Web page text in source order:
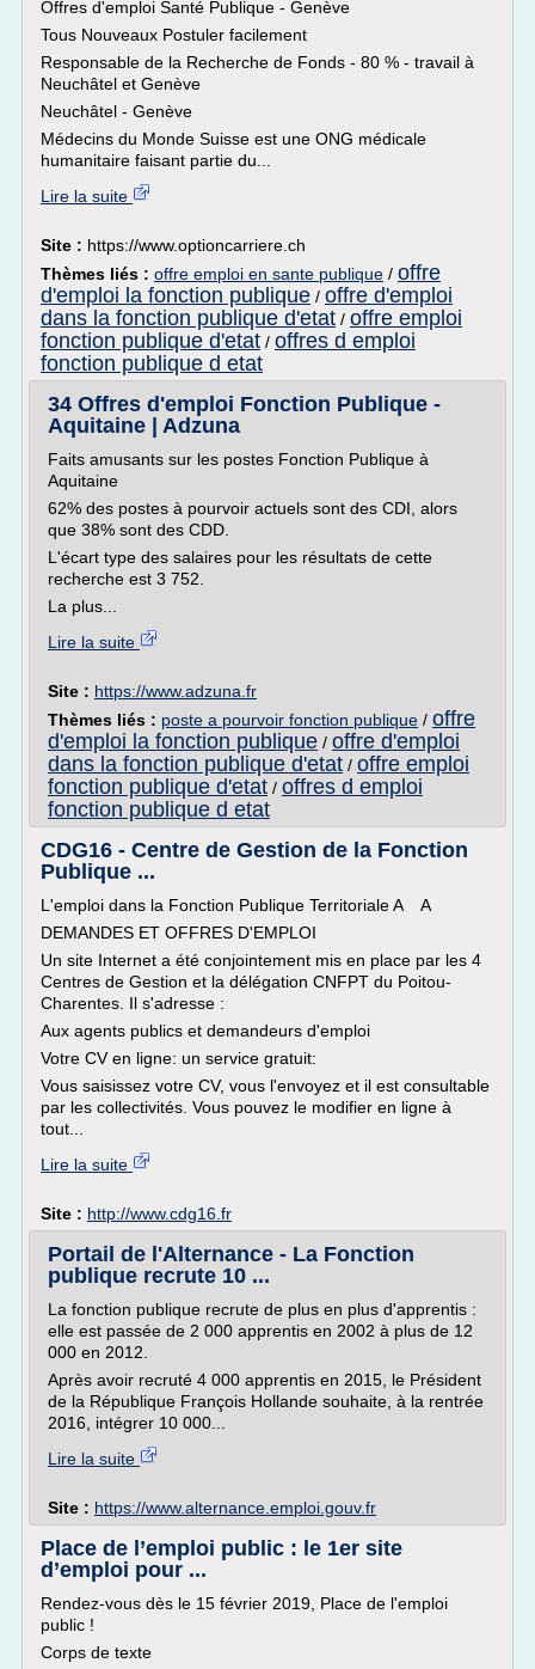
Offres d'emploi Santé Publique - Genève
Tous Nouveaux Postuler facilement
Responsable de la Recherche de Fonds - 80 % - travail à
Neuchâtel et Genève
Neuchâtel - Genève
Médecins du Monde Suisse est une ONG médicale
humanitaire faisant partie du...
Lire la suite
Site : https://www.optioncarriere.ch
Thèmes liés : offre emploi en sante publique / offre
d'emploi la fonction publique / offre d'emploi
dans la fonction publique d'etat / offre emploi
fonction publique d'etat / offres d emploi
fonction publique d etat
34 Offres d'emploi Fonction Publique -
Aquitaine | Adzuna
Faits amusants sur les postes Fonction Publique à
Aquitaine
62% des postes à pourvoir actuels sont des CDI, alors
que 38% sont des CDD.
L'écart type des salaires pour les résultats de cette
recherche est 3 752.
La plus...
Lire la suite
Site : https://www.adzuna.fr
Thèmes liés : poste a pourvoir fonction publique / offre
d'emploi la fonction publique / offre d'emploi
dans la fonction publique d'etat / offre emploi
fonction publique d'etat / offres d emploi
fonction publique d etat
CDG16 - Centre de Gestion de la Fonction
Publique ...
L'emploi dans la Fonction Publique Territoriale A A
DEMANDES ET OFFRES D'EMPLOI
Un site Internet a été conjointement mis en place par les 4
Centres de Gestion et la délégation CNFPT du Poitou-
Charentes. Il s'adresse :
Aux agents publics et demandeurs d'emploi
Votre CV en ligne: un service gratuit:
Vous saisissez votre CV, vous l'envoyez et il est consultable
par les collectivités. Vous pouvez le modifier en ligne à
tout...
Lire la suite
Site : http://www.cdg16.fr
Portail de l'Alternance - La Fonction
publique recrute 10 ...
La fonction publique recrute de plus en plus d'apprentis :
elle est passée de 2 000 apprentis en 2002 à plus de 12
000 en 2012.
Après avoir recruté 4 000 apprentis en 2015, le Président
de la République François Hollande souhaite, à la rentrée
2016, intégrer 10 000...
Lire la suite
Site : https://www.alternance.emploi.gouv.fr
Place de l’emploi public : le 1er site
d’emploi pour ...
Rendez-vous dès le 15 février 2019, Place de l'emploi
public !
Corps de texte